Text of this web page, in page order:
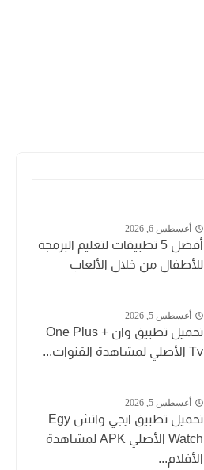
أغسطس 6, 2026
أفضل 5 تطبيقات لتعليم البرمجة
للأطفال من خلال الألعاب
أغسطس 5, 2026
تحميل تطبيق وان + One Plus
Tv الأصلي لمشاهدة القنوات...
أغسطس 5, 2026
تحميل تطبيق ايجي واتش Egy
Watch الأصلي APK لمشاهدة
الأفلام...